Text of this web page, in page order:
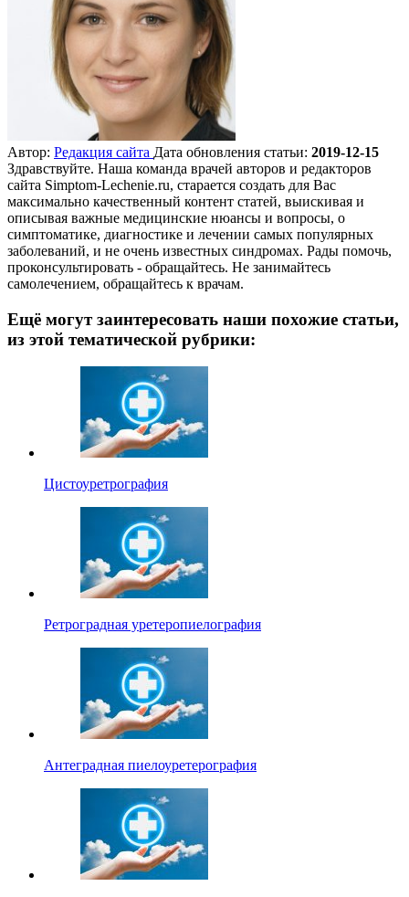
Автор: Редакция сайта Дата обновления статьи: 2019-12-15
Здравствуйте. Наша команда врачей авторов и редакторов
сайта Simptom-Lechenie.ru, старается создать для Вас
максимально качественный контент статей, выискивая и
описывая важные медицинские нюансы и вопросы, о
симптоматике, диагностике и лечении самых популярных
заболеваний, и не очень известных синдромах. Рады помочь,
проконсультировать - обращайтесь. Не занимайтесь
самолечением, обращайтесь к врачам.
Ещё могут заинтересовать наши похожие статьи,
из этой тематической рубрики:
Цистоуретрография
Ретроградная уретеропиелография
Антеградная пиелоуретерография